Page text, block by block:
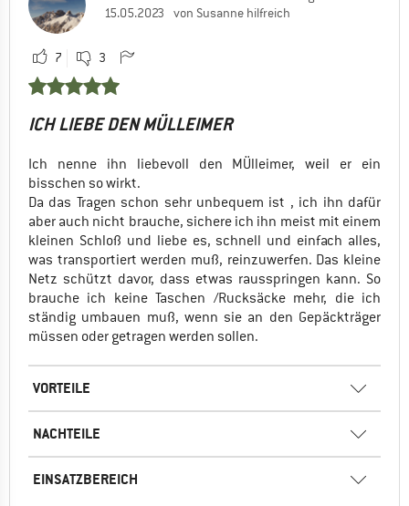
15.05.2023
von Susanne hilfreich
7 3
ICH LIEBE DEN MÜLLEIMER
Ich nenne ihn liebevoll den MÜlleimer, weil er ein
bisschen so wirkt.
Da das Tragen schon sehr unbequem ist , ich ihn dafür
aber auch nicht brauche, sichere ich ihn meist mit einem
kleinen Schloß und liebe es, schnell und einfach alles,
was transportiert werden muß, reinzuwerfen. Das kleine
Netz schützt davor, dass etwas rausspringen kann. So
brauche ich keine Taschen /Rucksäcke mehr, die ich
ständig umbauen muß, wenn sie an den Gepäckträger
müssen oder getragen werden sollen.
VORTEILE
NACHTEILE
EINSATZBEREICH